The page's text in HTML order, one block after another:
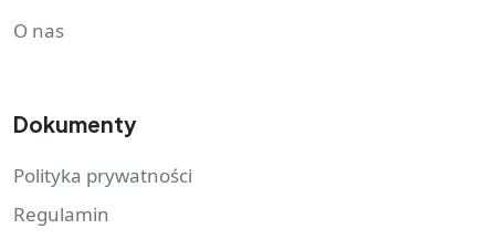
O nas
Dokumenty
Polityka prywatności
Regulamin